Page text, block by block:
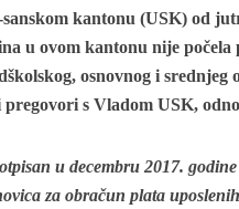
kantonu (USK) od
u ovom kantonu nije
osnovnog i
s Vladom USK,
u decembru 2017.
za obračun plata